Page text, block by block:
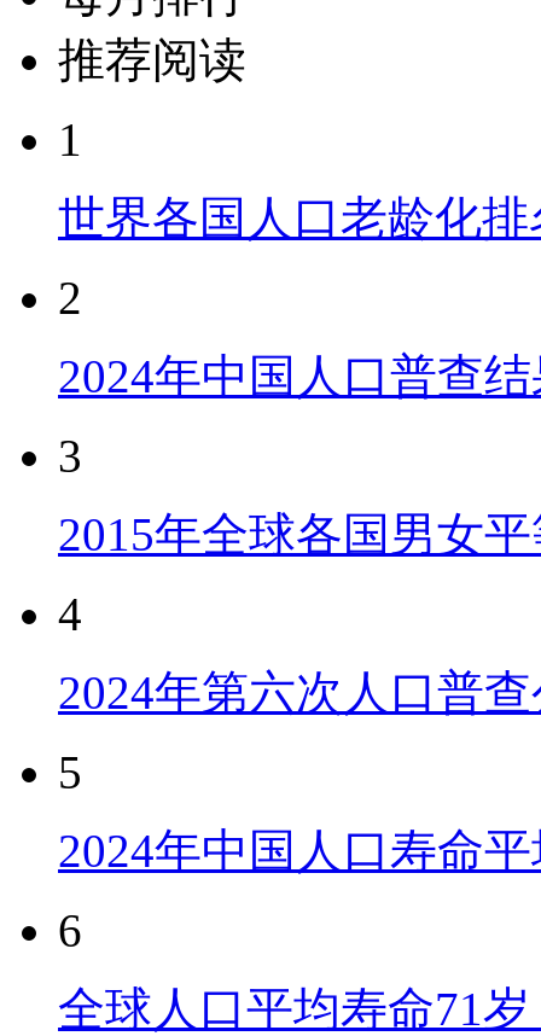
推荐阅读
1
世界各国人口老龄化
2
2024年中国人口普查
3
2015年全球各国男女
4
2024年第六次人口普
5
2024年中国人口寿命
6
全球人口平均寿命71